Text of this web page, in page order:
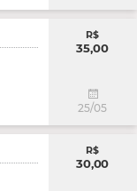
R$
35,00
25/05
R$
30,00